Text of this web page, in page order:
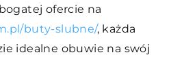
ofercie na
buty-slubne/, każda
idealne obuwie na swój